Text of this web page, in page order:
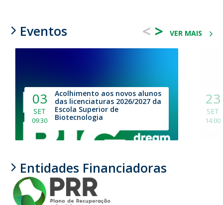
VER MAIS
Eventos < >
03
SET
09:30
Acolhimento aos novos alunos
das licenciaturas 2026/2027 da
Escola Superior de
Biotecnologia
23
SET
14:00
Entidades Financiadoras